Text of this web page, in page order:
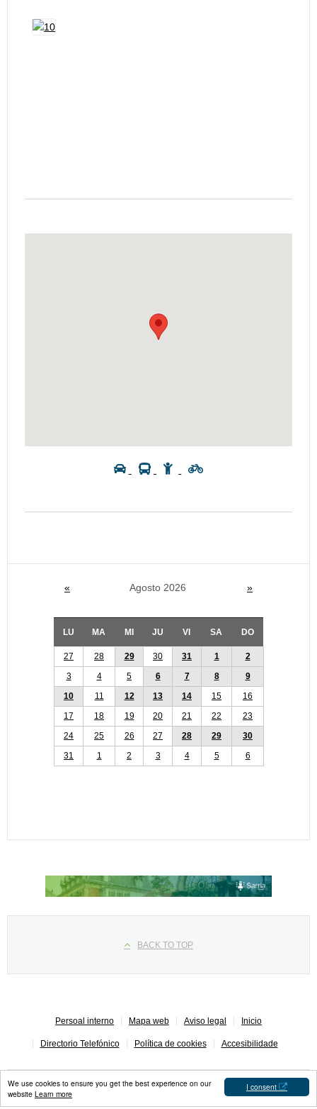
I consent
We use cookies to ensure you get the best experience on our
website Learn more
« Agosto 2026 »
LU MA MI JU VI SA DO
27 28 29 30 31 1
2
3
4 5 6 7 8
9
10
11 12 13 14 15
16
17
18 19 20 21 22
23
24
25 26 27 28 29
30
31
1 2 3 4 5 6
BACK TO TOP
Persoal interno Mapa web Aviso legal Inicio
Directorio Telefónico Política de cookies Accesibilidade